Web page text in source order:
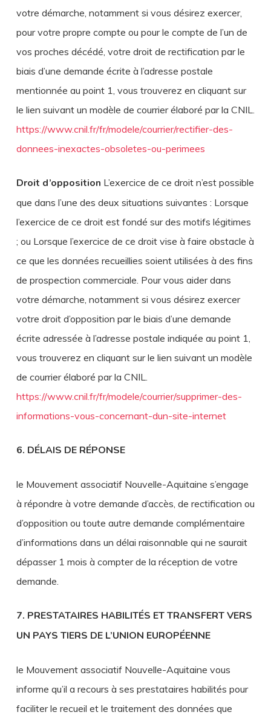
votre démarche, notamment si vous désirez exercer,
pour votre propre compte ou pour le compte de l’un de
vos proches décédé, votre droit de rectification par le
biais d’une demande écrite à l’adresse postale
mentionnée au point 1, vous trouverez en cliquant sur
le lien suivant un modèle de courrier élaboré par la CNIL.
https://www.cnil.fr/fr/modele/courrier/rectifier-des-
donnees-inexactes-obsoletes-ou-perimees
Droit d’opposition L’exercice de ce droit n’est possible
que dans l’une des deux situations suivantes : Lorsque
l’exercice de ce droit est fondé sur des motifs légitimes
; ou Lorsque l’exercice de ce droit vise à faire obstacle à
ce que les données recueillies soient utilisées à des fins
de prospection commerciale. Pour vous aider dans
votre démarche, notamment si vous désirez exercer
votre droit d’opposition par le biais d’une demande
écrite adressée à l’adresse postale indiquée au point 1,
vous trouverez en cliquant sur le lien suivant un modèle
de courrier élaboré par la CNIL.
https://www.cnil.fr/fr/modele/courrier/supprimer-des-
informations-vous-concernant-dun-site-internet
6. DÉLAIS DE RÉPONSE
le Mouvement associatif Nouvelle-Aquitaine s’engage
à répondre à votre demande d’accès, de rectification ou
d’opposition ou toute autre demande complémentaire
d’informations dans un délai raisonnable qui ne saurait
dépasser 1 mois à compter de la réception de votre
demande.
7. PRESTATAIRES HABILITÉS ET TRANSFERT VERS
UN PAYS TIERS DE L’UNION EUROPÉENNE
le Mouvement associatif Nouvelle-Aquitaine vous
informe qu’il a recours à ses prestataires habilités pour
faciliter le recueil et le traitement des données que